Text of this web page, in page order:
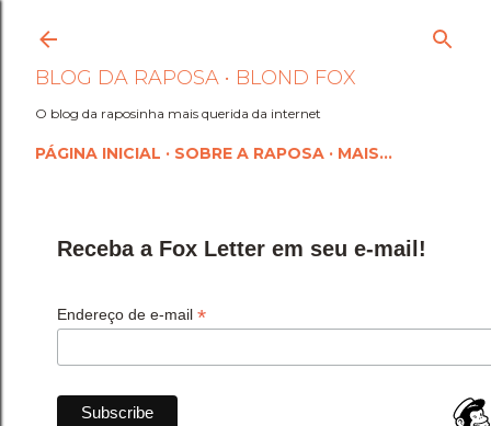
Pular para o conteúdo
BLOG DA RAPOSA • BLOND FOX
O blog da raposinha mais querida da internet
PÁGINA INICIAL SOBRE A RAPOSA MAIS…
Receba a Fox Letter em seu e-mail!
Endereço de e-mail *